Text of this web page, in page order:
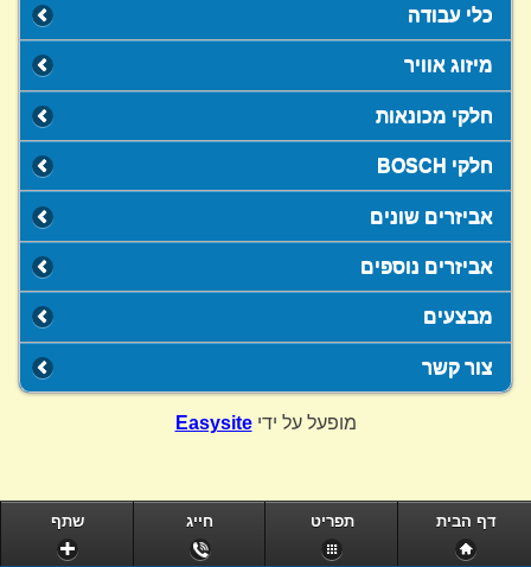
כלי עבודה
מיזוג אוויר
חלקי מכונאות
חלקי BOSCH
אביזרים שונים
אביזרים נוספים
מבצעים
צור קשר
מופעל על ידיEasysite
שתף חייג תפריט דף הבית